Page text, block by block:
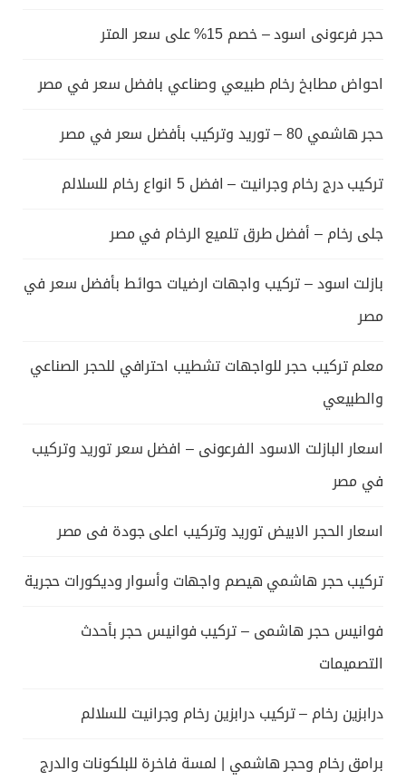
حجر فرعونى اسود – خصم 15% على سعر المتر
احواض مطابخ رخام طبيعي وصناعي بافضل سعر في مصر
حجر هاشمي 80 – توريد وتركيب بأفضل سعر في مصر
تركيب درج رخام وجرانيت – افضل 5 انواع رخام للسلالم
جلى رخام – أفضل طرق تلميع الرخام في مصر
بازلت اسود – تركيب واجهات ارضيات حوائط بأفضل سعر في
مصر
معلم تركيب حجر للواجهات تشطيب احترافي للحجر الصناعي
والطبيعي
اسعار البازلت الاسود الفرعونى – افضل سعر توريد وتركيب
في مصر
اسعار الحجر الابيض توريد وتركيب اعلى جودة فى مصر
تركيب حجر هاشمي هيصم واجهات وأسوار وديكورات حجرية
فوانيس حجر هاشمى – تركيب فوانيس حجر بأحدث
التصميمات
درابزين رخام – تركيب درابزين رخام وجرانيت للسلالم
برامق رخام وحجر هاشمي | لمسة فاخرة للبلكونات والدرج